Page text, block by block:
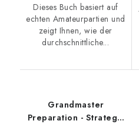
Dieses Buch basiert auf
echten Amateurpartien und
zeigt Ihnen, wie der
durchschnittliche...
Grandmaster
Preparation - Strategic